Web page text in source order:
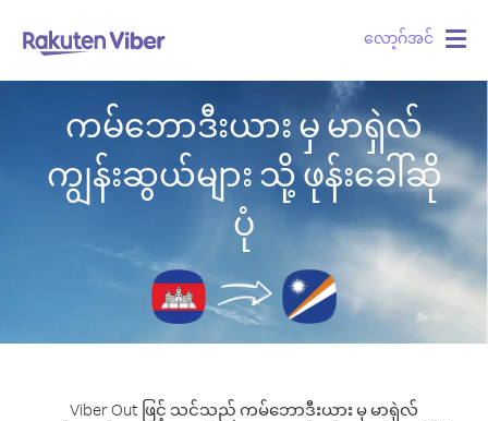
လော့ဂ်အင်
ကမ်ဘောဒီးယား မှ မာရှဲလ်
ကျွန်းဆွယ်များ သို့ ဖုန်းခေါ်ဆို
ပုံ
Viber Out ဖြင့် သင်သည် ကမ်ဘောဒီးယား မှ မာရှဲလ်